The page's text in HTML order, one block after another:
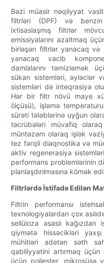
Bəzi müasir nəqliyyat
filtrləri (DPF) və
ixtisaslaşmış filtrlər
emissiyalarını azaltmaq
birləşən filtrlər yanacaq və
yanacaq vacib
damlalarını təmizləmək
sükan sistemləri, əyləclər
sistemləri də inteqrasiya
Hər bir filtr növü maye
ölçüsü), işləmə
sürəti tələblərinə uyğun
təcrübələri müvafiq
müntəzəm olaraq işlək
tez fərqli diaqnostika və
aktiv regenerasiya
performans problemlərinin
planlaşdırılmasına kömək
Filtrlərdə İstifadə Edilən
Filtrin performansı
texnologiyalardan çox
sellüloza əsaslı
qiymətə hissəcikləri
mühitləri adətən səth
qabiliyyətini artırmaq
üçün poliester, mikroşüşə